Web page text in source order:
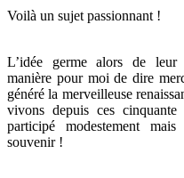
Voilà un sujet passionnant !
L’idée germe alors de leur
manière pour moi de dire
généré la merveilleuse
vivons depuis ces
participé modestement
souvenir !